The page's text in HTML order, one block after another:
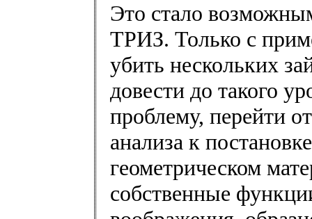
Это стало
ТРИЗ. Только с
убить нескольких
довести до такого
проблему, перейти
анализа к
геометрическом
собственные